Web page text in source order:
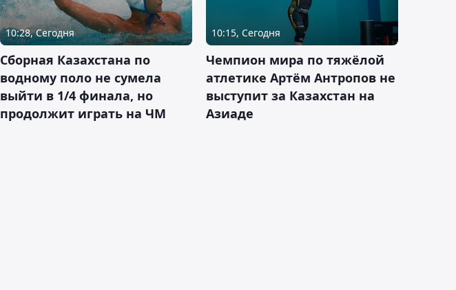
10:28, Сегодня
Сборная Казахстана по
водному поло не сумела
выйти в 1/4 финала, но
продолжит играть на ЧМ
10:15, Сегодня
Чемпион мира по тяжёлой
атлетике Артём Антропов не
выступит за Казахстан на
Азиаде